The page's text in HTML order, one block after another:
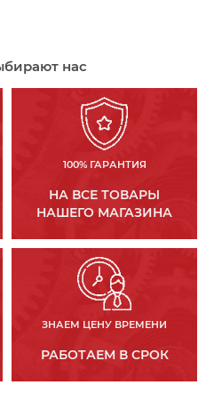
нас
100% ГАРАНТИЯ
НА ВСЕ ТОВАРЫ
НАШЕГО МАГАЗИНА
ЗНАЕМ ЦЕНУ ВРЕМЕНИ
РАБОТАЕМ В СРОК